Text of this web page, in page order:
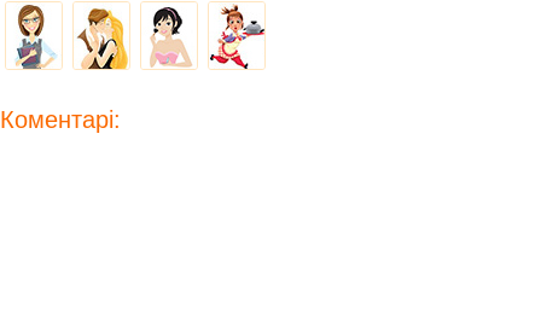
Коментарі: